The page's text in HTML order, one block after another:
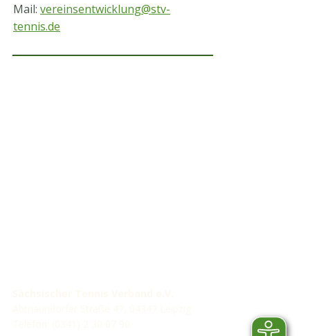
Mail: vereinsentwicklung@stv-
tennis.de